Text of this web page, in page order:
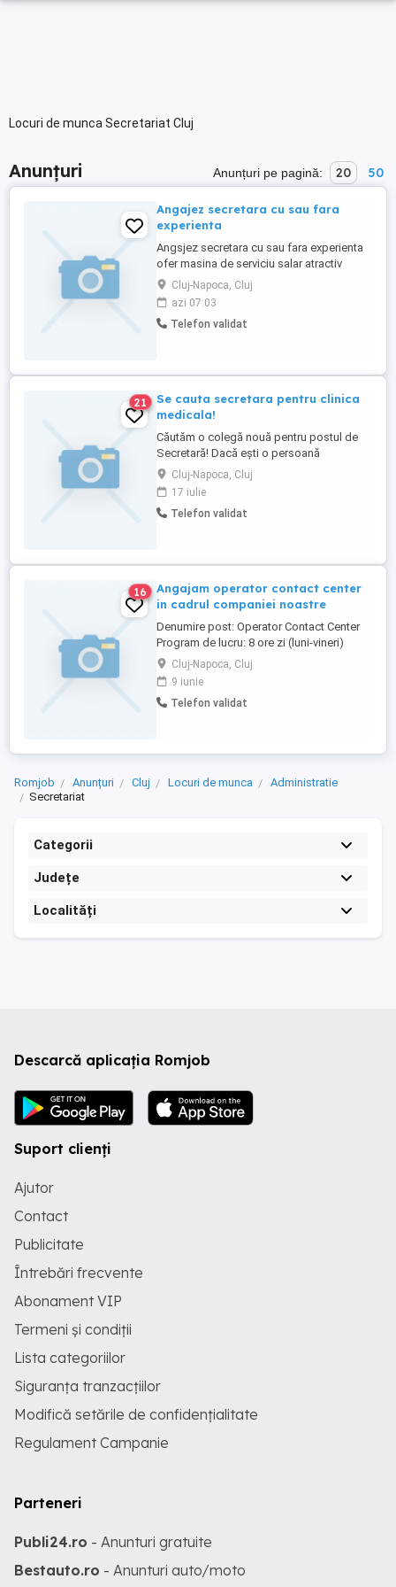
Locuri de munca Secretariat Cluj
Anunțuri Anunțuri pe pagină: 20 50
Angajez secretara cu sau fara
experienta
Angsjez secretara cu sau fara experienta
ofer masina de serviciu salar atractiv
Cluj-Napoca, Cluj
azi 07:03
Telefon validat
21
Se cauta secretara pentru clinica
medicala!
Căutăm o colegă nouă pentru postul de
Secretară! Dacă ești o persoană
organizată, comunicativă și stăpânești
bine pachetul Office, te așteptăm în
echipa noastră din Cluj Napoca. Rolul tău
va presupune gestionarea apelurilor și a
Cluj-Napoca, Cluj
17 iulie
Telefon validat
16
Angajam operator contact center
in cadrul companiei noastre
Denumire post: Operator Contact Center
Program de lucru: 8 ore zi (luni-vineri)
Studii: medii Competente: foare bune
abilitati de comunicare si interactionare
relationare clienti,experienta procesare
documente, planificare, respectare
Cluj-Napoca, Cluj
9 iunie
Telefon validat
Romjob Anunțuri Cluj Locuri de munca
Administratie
Secretariat
Categorii
Județe
Localități
Descarcă aplicația Romjob
Suport clienți
Ajutor
Contact
Publicitate
Întrebări frecvente
Abonament VIP
Termeni și condiții
Lista categoriilor
Siguranța tranzacțiilor
Modifică setările de confidențialitate
Regulament Campanie
Parteneri
Publi24.ro - Anunturi gratuite
Bestauto.ro - Anunturi auto/moto